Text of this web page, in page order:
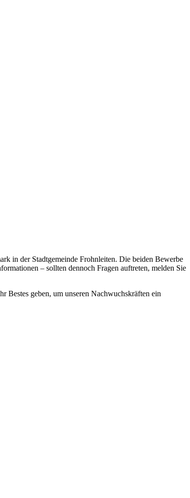
in der Stadtgemeinde Frohnleiten. Die beiden Bewerbe
– sollten dennoch Fragen auftreten, melden Sie
Bestes geben, um unseren Nachwuchskräften ein